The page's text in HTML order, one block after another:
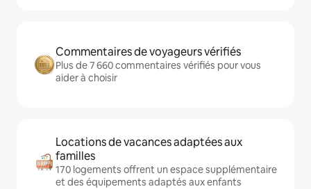
Commentaires de voyageurs vérifiés
Plus de 7 660 commentaires vérifiés pour vous
aider à choisir
Locations de vacances adaptées aux
familles
170 logements offrent un espace supplémentaire
et des équipements adaptés aux enfants